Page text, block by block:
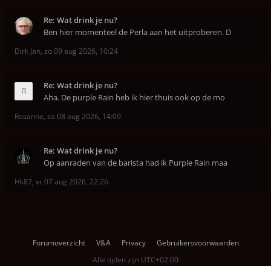
Re: Wat drink je nu?
Ben hier momenteel de Perla aan het uitproberen. D
Dirk Jan, zo 09 aug 2026, 10:24
Re: Wat drink je nu?
Aha. De purple Rain heb ik hier thuis ook op de mo
Rosanne, za 08 aug 2026, 14:09
Re: Wat drink je nu?
Op aanraden van de barista had ik Purple Rain maa
Hk87, vr 07 aug 2026, 22:26
Forumoverzicht V&A Privacy
Gebruikersvoorwaarden
Alle tijden zijn UTC+02:00